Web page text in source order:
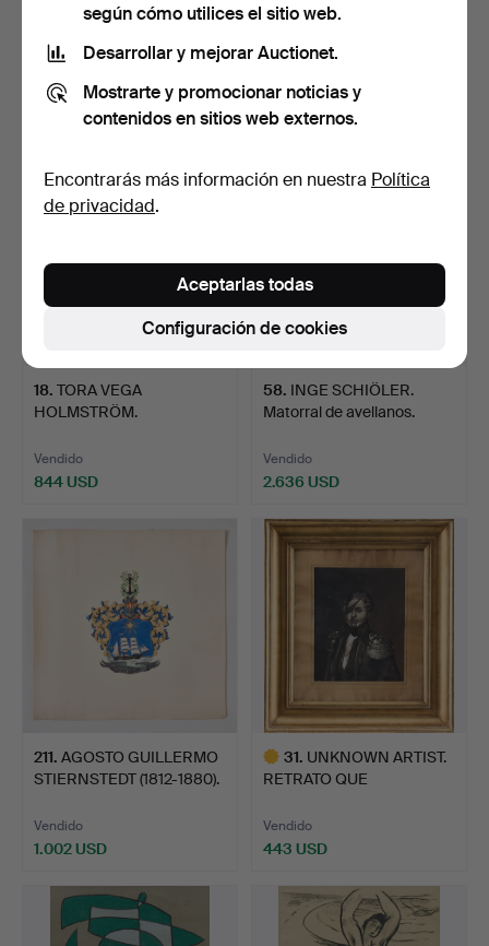
TORA VEGA
HOLMSTRÖM. Estudio
modelo.
Vendido
422 USD
188.TORA VEGA
HOLMSTRÖM. Cifras.
Vendido
949 USD
18. TORA VEGA
HOLMSTRÖM.
Vendido
844 USD
58. INGE SCHIÖLER.
Matorral de avellanos.
Vendido
2.636 USD
211. AGOSTO GUILLERMO
STIERNSTEDT (1812-1880).
Vendido
1.002 USD
31. UNKNOWN ARTIST.
RETRATO QUE
Vendido
443 USD
seleccionado
según cómo utilices el sitio web.
Desarrollar y mejorar Auctionet.
Mostrarte y promocionar noticias y
contenidos en sitios web externos.
Encontrarás más información en nuestra Política
de privacidad.
Configuración de cookies
Aceptarlas todas